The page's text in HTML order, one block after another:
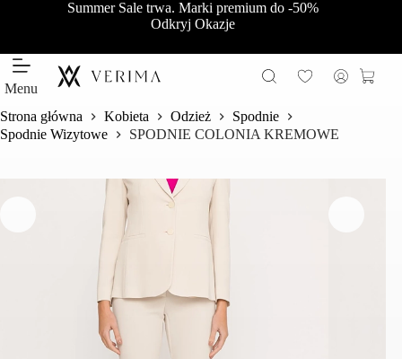
Summer Sale trwa. Marki premium do -50%
Odkryj Okazje
Menu Koszyk
Strona główna Kobieta Odzież
Spodnie
Spodnie Wizytowe
SPODNIE COLONIA KREMOWE